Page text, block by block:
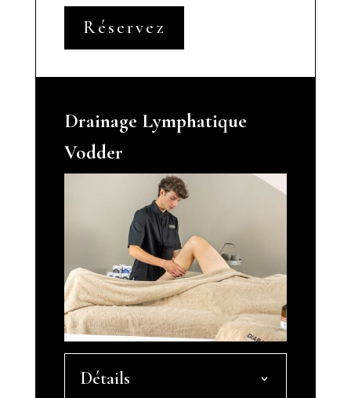
Réservez
Drainage Lymphatique
Vodder
Détails